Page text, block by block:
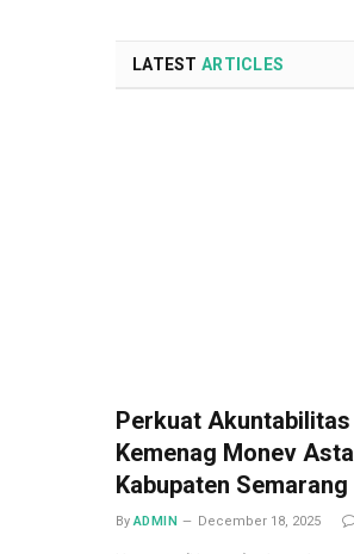
LATEST ARTICLES
Perkuat
Kemenag Monev
Kabupaten Semarang
By ADMIN December 18, 2025